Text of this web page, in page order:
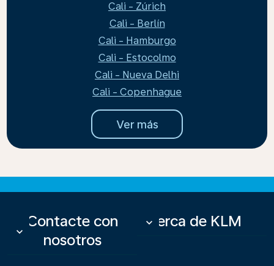
Cali - Zúrich
Cali - Berlín
Cali - Hamburgo
Cali - Estocolmo
Cali - Nueva Delhi
Cali - Copenhague
Ver más
Contacte con
nosotros
keyboard_arrow_down
Acerca de KLM
keyboard_arrow_down